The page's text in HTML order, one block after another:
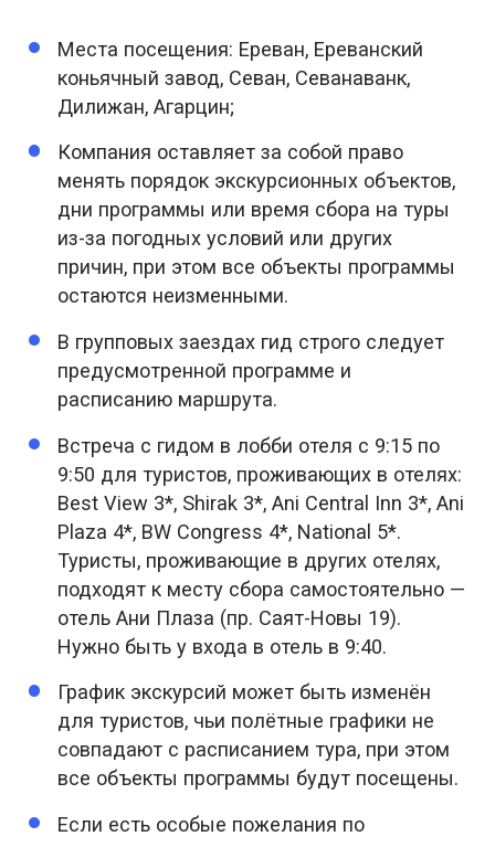
Места посещения: Ереван, Ереванский
коньячный завод, Севан, Севанаванк,
Дилижан, Агарцин;
Компания оставляет за собой право
менять порядок экскурсионных объектов,
дни программы или время сбора на туры
из-за погодных условий или других
причин, при этом все объекты программы
остаются неизменными.
В групповых заездах гид строго следует
предусмотренной программе и
расписанию маршрута.
Встреча с гидом в лобби отеля с 9:15 по
9:50 для туристов, проживающих в отелях:
Best View 3*, Shirak 3*, Ani Central Inn 3*, Ani
Plaza 4*, BW Congress 4*, National 5*.
Туристы, проживающие в других отелях,
подходят к месту сбора самостоятельно —
отель Ани Плаза (пр. Саят-Новы 19).
Нужно быть у входа в отель в 9:40.
График экскурсий может быть изменён
для туристов, чьи полётные графики не
совпадают с расписанием тура, при этом
все объекты программы будут посещены.
Если есть особые пожелания по